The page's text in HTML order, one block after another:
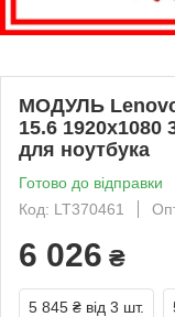
МОДУЛЬ Lenovo
15.6 1920x1080
для ноутбука
Готово до відправки
Код: LT370461
6 026 ₴
5 845 ₴ від 3 шт.